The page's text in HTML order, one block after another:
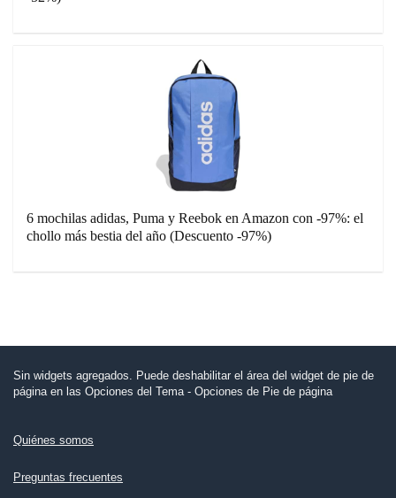
6 mochilas adidas, Puma y Reebok en Amazon con -97%: el
chollo más bestia del año (Descuento -97%)
Sin widgets agregados. Puede deshabilitar el área del widget de pie de
página en las Opciones del Tema - Opciones de Pie de página
Quiénes somos
Preguntas frecuentes